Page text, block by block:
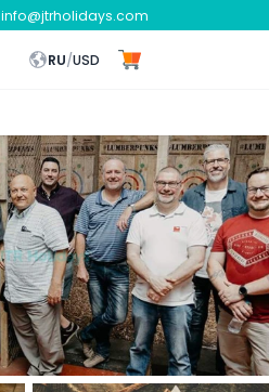
info@jtrholidays.com
RU/USD